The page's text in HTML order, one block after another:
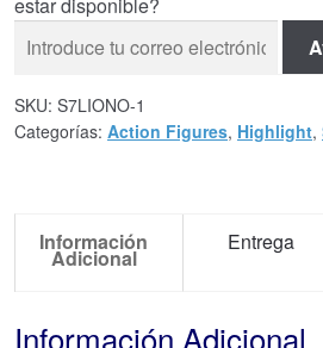
estar disponible?
SKU: S7LIONO-1
Categorías: Action Figures, Highlight,
Información
Adicional
Entrega
Información Adicional